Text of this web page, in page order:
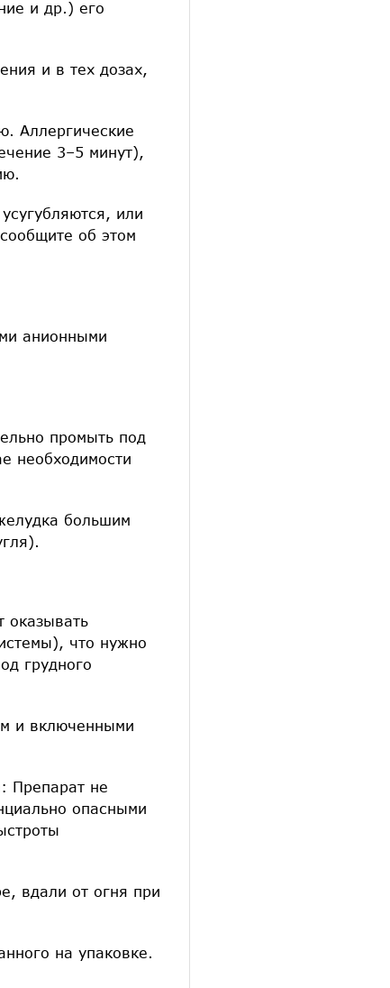
и др.) его
и в тех дозах,
Аллергические
3–5 минут),
или
об этом
анионными
промыть под
необходимости
большим
оказывать
что нужно
грудного
и включенными
Препарат не
опасными
вдали от огня при
на упаковке.